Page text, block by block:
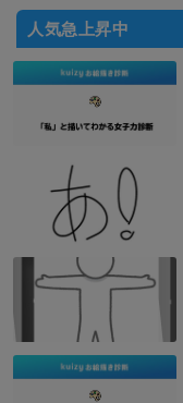
人気急上昇中